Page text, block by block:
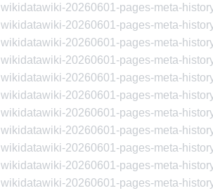
wikidatawiki-20260601-pages-meta-
wikidatawiki-20260601-pages-meta-
wikidatawiki-20260601-pages-meta-
wikidatawiki-20260601-pages-meta-
wikidatawiki-20260601-pages-meta-
wikidatawiki-20260601-pages-meta-
wikidatawiki-20260601-pages-meta-
wikidatawiki-20260601-pages-meta-
wikidatawiki-20260601-pages-meta-
wikidatawiki-20260601-pages-meta-
wikidatawiki-20260601-pages-meta-